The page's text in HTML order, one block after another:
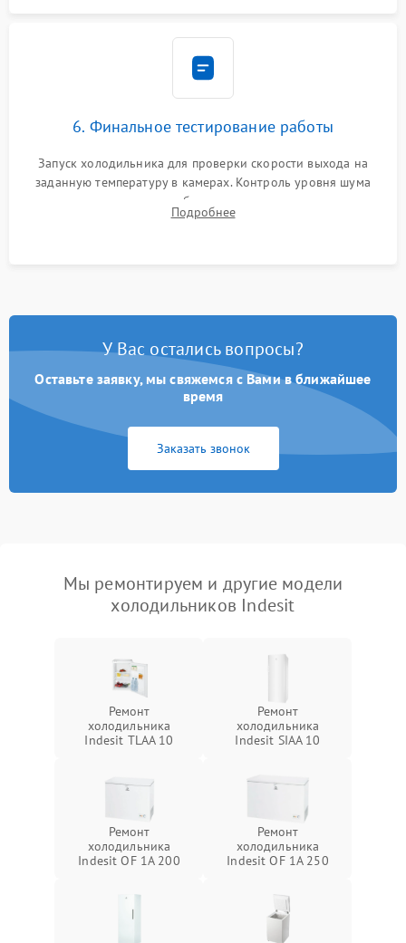
6. Финальное тестирование работы
Запуск холодильника для проверки скорости выхода на
заданную температуру в камерах. Контроль уровня шума
компрессора, отсутствия обмерзания стенок и корректного
срабатывания системы автоматической оттайки.
Подробнее
У Вас остались вопросы?
Оставьте заявку, мы свяжемся с Вами в ближайшее
время
Заказать звонок
Мы ремонтируем и другие модели
холодильников Indesit
Ремонт
холодильника
Indesit TLAA 10
Ремонт
холодильника
Indesit SIAA 10
Ремонт
холодильника
Indesit OF 1A 200
Ремонт
холодильника
Indesit OF 1A 250